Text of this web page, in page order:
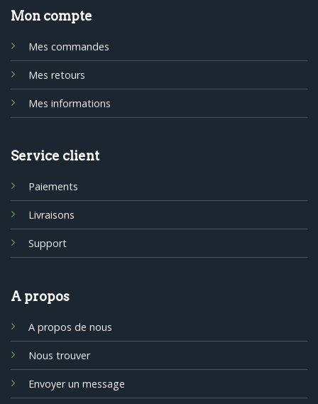
Mon compte
Mes commandes
Mes retours
Mes informations
Service client
Paiements
Livraisons
Support
A propos
A propos de nous
Nous trouver
Envoyer un message